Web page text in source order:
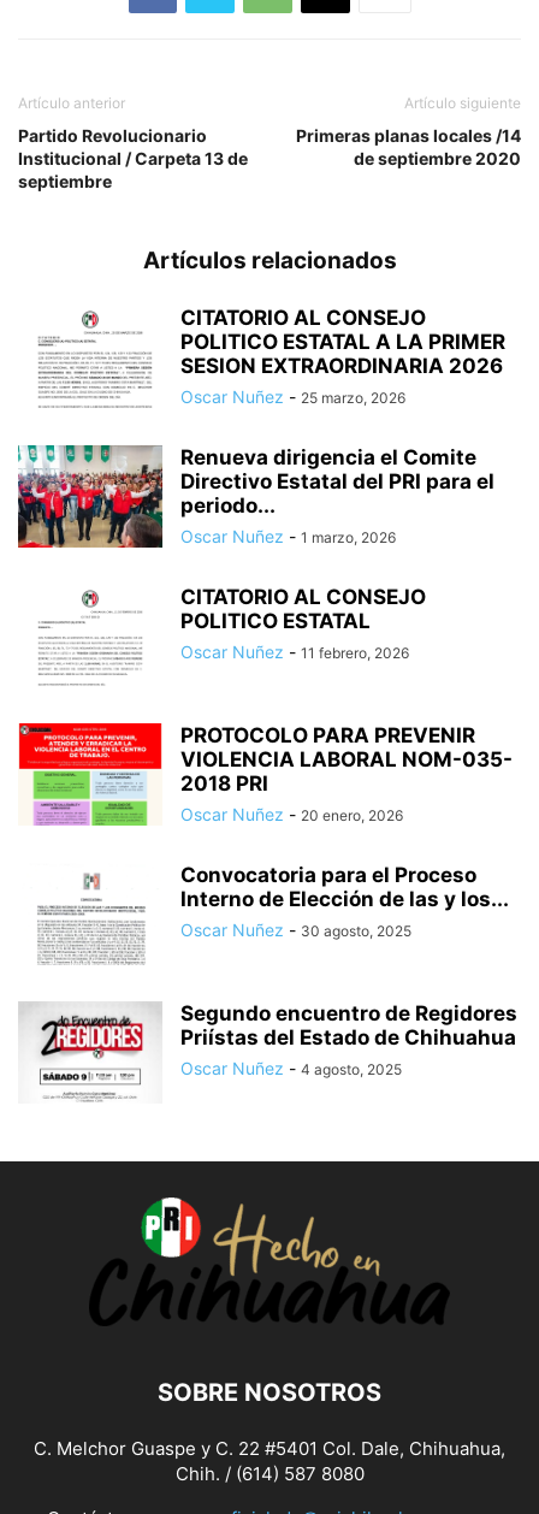
Artículo anterior
Partido Revolucionario
Institucional / Carpeta 13 de
septiembre
Artículo siguiente
Primeras planas locales /14
de septiembre 2020
Artículos relacionados
CITATORIO AL CONSEJO
POLITICO ESTATAL A LA PRIMER
SESION EXTRAORDINARIA 2026
Oscar Nuñez - 25 marzo, 2026
Renueva dirigencia el Comite
Directivo Estatal del PRI para el
periodo...
Oscar Nuñez - 1 marzo, 2026
CITATORIO AL CONSEJO
POLITICO ESTATAL
Oscar Nuñez - 11 febrero, 2026
PROTOCOLO PARA PREVENIR
VIOLENCIA LABORAL NOM-035-
2018 PRI
Oscar Nuñez - 20 enero, 2026
Convocatoria para el Proceso
Interno de Elección de las y los...
Oscar Nuñez - 30 agosto, 2025
Segundo encuentro de Regidores
Priístas del Estado de Chihuahua
Oscar Nuñez - 4 agosto, 2025
SOBRE NOSOTROS
C. Melchor Guaspe y C. 22 #5401 Col. Dale, Chihuahua,
Chih. / (614) 587 8080